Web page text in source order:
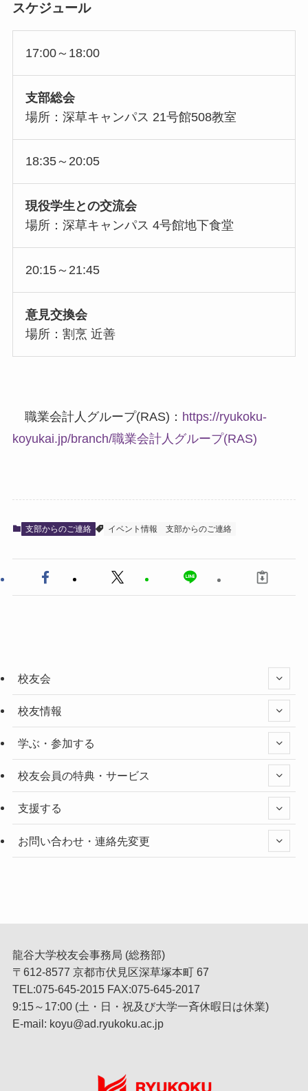
スケジュール
17:00～18:00
支部総会
場所：深草キャンパス 21号館508教室
18:35～20:05
現役学生との交流会
場所：深草キャンパス 4号館地下食堂
20:15～21:45
意見交換会
場所：割烹 近善
職業会計人グループ(RAS)： https://ryukoku-
koyukai.jp/branch/職業会計人グループ(RAS)
支部からのご連絡 イベント情報 支部からのご連絡
校友会
校友情報
学ぶ・参加する
校友会員の特典・サービス
支援する
お問い合わせ・連絡先変更
龍谷大学校友会事務局 (総務部)
〒612-8577 京都市伏見区深草塚本町 67
TEL:075-645-2015 FAX:075-645-2017
9:15～17:00 (土・日・祝及び大学一斉休暇日は休業)
E-mail: koyu@ad.ryukoku.ac.jp